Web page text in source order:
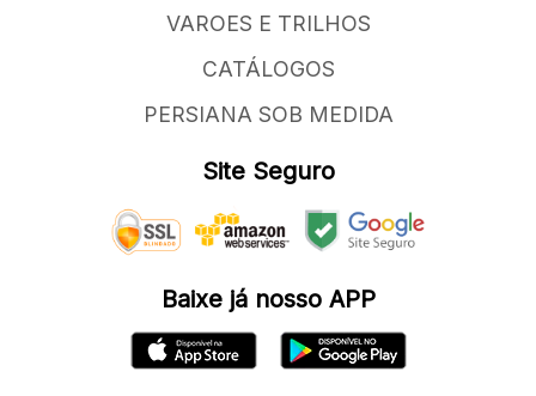
VAROES E TRILHOS
CATÁLOGOS
PERSIANA SOB MEDIDA
Site Seguro
Baixe já nosso APP